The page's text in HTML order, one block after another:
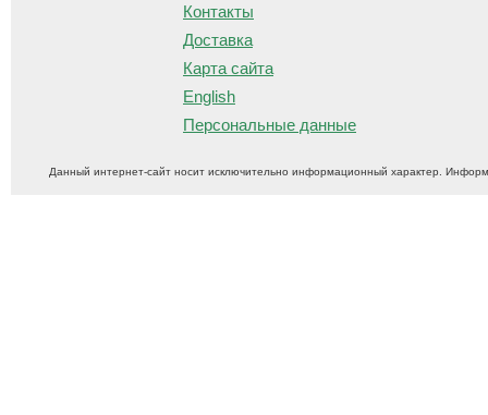
Контакты
Доставка
Карта сайта
English
Персональные данные
Данный интернет-сайт носит исключительно информационный характер.